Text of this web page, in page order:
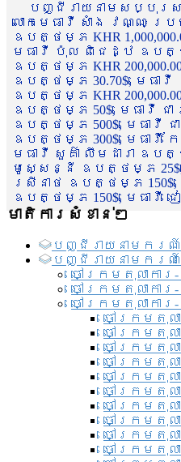
បញ្ជីរាយនាមសប្បុរសជ
លោកមេធាវី សាំង វណ្ណៈ ប្
ឧបត្ថម្ភ KHR
មេធាវី ប៉ុល ពិជេដ្ឋ ឧបត្ថ
ឧបត្ថម្ភ KHR
ឧបត្ថម្ភ 30.70$, មេធា
ឧបត្ថម្ភ KHR
ឧបត្ថម្ភ 50$, មេធាវី ជ
ឧបត្ថម្ភ 500$, មេធាវី
ឧបត្ថម្ភ 300$, មេធាវី
មេធាវី សួគ៌ា លឹមដារា ឧប
មូសេ្សន្នី ឧបត្ថម្ភ 25$,
ស្រីនាថ ឧបត្ថម្ភ 150$,
ឧបត្ថម្ភ 150$, មេធាវី
មាតិការសំខាន់ៗ
បញ្ជី​រាយ​នាមករណ៍
បញ្ជី​រាយ​នាមករណ៍​
ចៅក្រមតុលាកា
ចៅក្រមតុលាកា
ចៅក្រមតុលាកា
ចៅក្រមតុល
ចៅក្រមតុល
ចៅក្រមតុល
ចៅក្រមតុល
ចៅក្រមតុល
ចៅក្រមតុល
ចៅក្រមតុល
ចៅក្រមតុល
ចៅក្រមតុល
ចៅក្រមតុល